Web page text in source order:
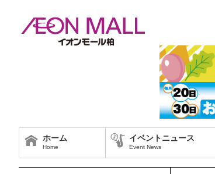
ホーム
Home
イベントニュース
Event News